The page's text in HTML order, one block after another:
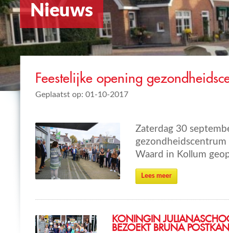
Nieuws
Feestelijke opening
Geplaatst op: 01-10-2017
Zaterdag 30
gezondheidscentrum
Waard in Kollum
Lees meer
KONINGIN
BEZOEKT BRUNA